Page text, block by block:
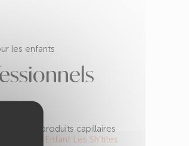
les enfants
des produits capillaires
Shampoing Enfant Les Sh’tites